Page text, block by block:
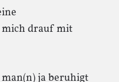
drauf mit
ja beruhigt